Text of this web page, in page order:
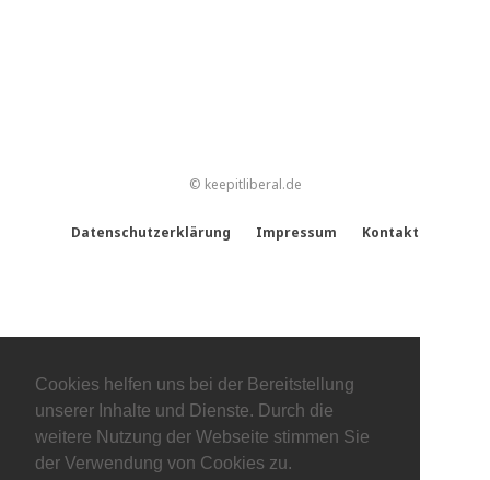
Cookies helfen uns bei der Bereitstellung
unserer Inhalte und Dienste. Durch die
weitere Nutzung der Webseite stimmen Sie
der Verwendung von Cookies zu.
© keepitliberal.de
Datenschutzerklärung Impressum Kontakt